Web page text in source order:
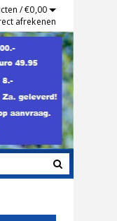
/€0,00
afrekenen